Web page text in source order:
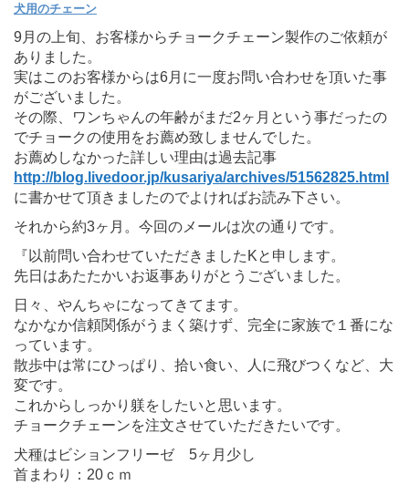
犬用のチェーン
9月の上旬、お客様からチョークチェーン製作のご依頼が
ありました。
実はこのお客様からは6月に一度お問い合わせを頂いた事
がございました。
その際、ワンちゃんの年齢がまだ2ヶ月という事だったの
でチョークの使用をお薦め致しませんでした。
お薦めしなかった詳しい理由は過去記事
http://blog.livedoor.jp/kusariya/archives/51562825.html
に書かせて頂きましたのでよければお読み下さい。
それから約3ヶ月。今回のメールは次の通りです。
『以前問い合わせていただきましたKと申します。
先日はあたたかいお返事ありがとうございました。
日々、やんちゃになってきてます。
なかなか信頼関係がうまく築けず、完全に家族で１番にな
っています。
散歩中は常にひっぱり、拾い食い、人に飛びつくなど、大
変です。
これからしっかり躾をしたいと思います。
チョークチェーンを注文させていただきたいです。
犬種はビションフリーゼ 5ヶ月少し
首まわり：20ｃｍ